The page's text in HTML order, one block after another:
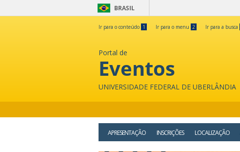
BRASIL
Ir para o conteúdo 1 Ir para o menu 2 Ir para a busca
Portal de
Eventos
UNIVERSIDADE FEDERAL DE UBERLÂNDIA
APRESENTAÇÃO INSCRIÇÕES LOCALIZAÇÃO